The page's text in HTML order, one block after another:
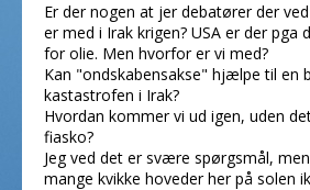
Er der nogen at jer debatører der
er med i Irak krigen? USA er der pga
for olie. Men hvorfor er vi med?
Kan "ondskabensakse" hjælpe til en
kastastrofen i Irak?
Hvordan kommer vi ud igen, uden
fiasko?
Jeg ved det er svære spørgsmål,
mange kvikke hoveder her på solen